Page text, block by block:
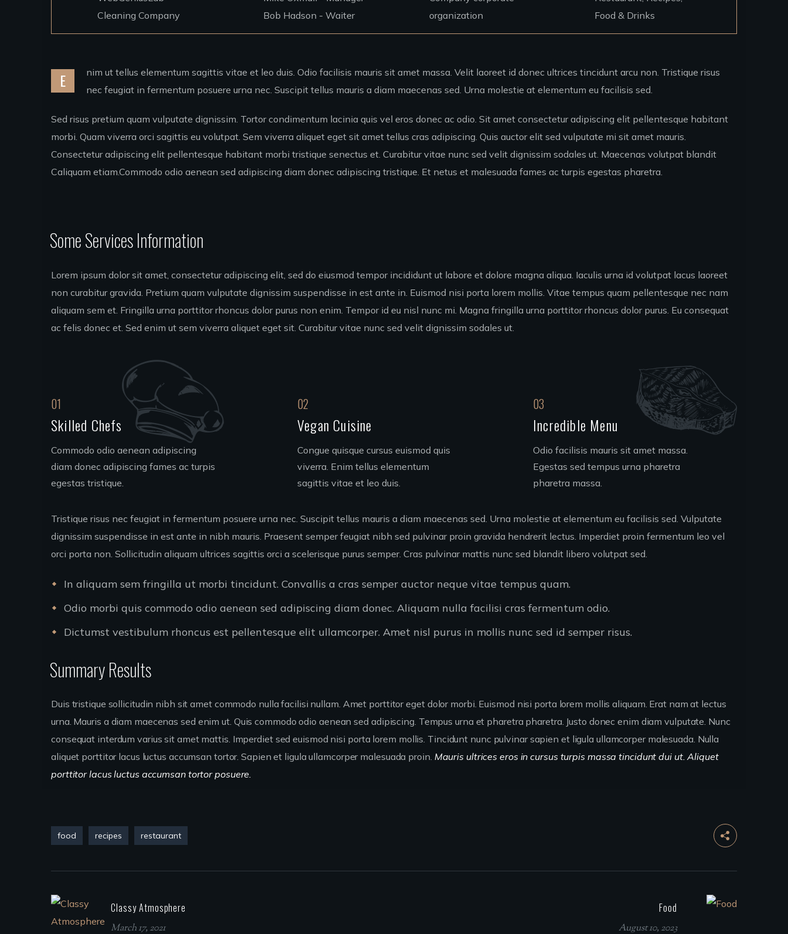
Cleaning Company
Bob Hadson - Waiter
organization
Food & Drinks
E
nim ut tellus elementum sagittis vitae et leo duis. Odio facilisis mauris sit amet massa. Velit laoreet id donec ultrices tincidunt arcu non. Tristique risus
nec feugiat in fermentum posuere urna nec. Suscipit tellus mauris a diam maecenas sed. Urna molestie at elementum eu facilisis sed.
Sed risus pretium quam vulputate dignissim. Tortor condimentum lacinia quis vel eros donec ac odio. Sit amet consectetur adipiscing elit pellentesque habitant
morbi. Quam viverra orci sagittis eu volutpat. Sem viverra aliquet eget sit amet tellus cras adipiscing. Quis auctor elit sed vulputate mi sit amet mauris.
Consectetur adipiscing elit pellentesque habitant morbi tristique senectus et. Curabitur vitae nunc sed velit dignissim sodales ut. Maecenas volutpat blandit
Caliquam etiam.Commodo odio aenean sed adipiscing diam donec adipiscing tristique. Et netus et malesuada fames ac turpis egestas pharetra.
Some Services Information
Lorem ipsum dolor sit amet, consectetur adipiscing elit, sed do eiusmod tempor incididunt ut labore et dolore magna aliqua. Iaculis urna id volutpat lacus laoreet
non curabitur gravida. Pretium quam vulputate dignissim suspendisse in est ante in. Euismod nisi porta lorem mollis. Vitae tempus quam pellentesque nec nam
aliquam sem et. Fringilla urna porttitor rhoncus dolor purus non enim. Tempor id eu nisl nunc mi. Magna fringilla urna porttitor rhoncus dolor purus. Eu consequat
ac felis donec et. Sed enim ut sem viverra aliquet eget sit. Curabitur vitae nunc sed velit dignissim sodales ut.
01
Skilled Chefs
Commodo odio aenean adipiscing
diam donec adipiscing fames ac turpis
egestas tristique.
02
Vegan Cuisine
Congue quisque cursus euismod quis
viverra. Enim tellus elementum
sagittis vitae et leo duis.
03
Incredible Menu
Odio facilisis mauris sit amet massa.
Egestas sed tempus urna pharetra
pharetra massa.
Tristique risus nec feugiat in fermentum posuere urna nec. Suscipit tellus mauris a diam maecenas sed. Urna molestie at elementum eu facilisis sed. Vulputate
dignissim suspendisse in est ante in nibh mauris. Praesent semper feugiat nibh sed pulvinar proin gravida hendrerit lectus. Imperdiet proin fermentum leo vel
orci porta non. Sollicitudin aliquam ultrices sagittis orci a scelerisque purus semper. Cras pulvinar mattis nunc sed blandit libero volutpat sed.
In aliquam sem fringilla ut morbi tincidunt. Convallis a cras semper auctor neque vitae tempus quam.
Odio morbi quis commodo odio aenean sed adipiscing diam donec. Aliquam nulla facilisi cras fermentum odio.
Dictumst vestibulum rhoncus est pellentesque elit ullamcorper. Amet nisl purus in mollis nunc sed id semper risus.
Summary Results
Duis tristique sollicitudin nibh sit amet commodo nulla facilisi nullam. Amet porttitor eget dolor morbi. Euismod nisi porta lorem mollis aliquam. Erat nam at lectus
urna. Mauris a diam maecenas sed enim ut. Quis commodo odio aenean sed adipiscing. Tempus urna et pharetra pharetra. Justo donec enim diam vulputate. Nunc
consequat interdum varius sit amet mattis. Imperdiet sed euismod nisi porta lorem mollis. Tincidunt nunc pulvinar sapien et ligula ullamcorper malesuada. Nulla
aliquet porttitor lacus luctus accumsan tortor. Sapien et ligula ullamcorper malesuada proin. Mauris ultrices eros in cursus turpis massa tincidunt dui ut. Aliquet
porttitor lacus luctus accumsan tortor posuere.
food recipes restaurant
Classy Atmosphere
March 17, 2021
Food
August 10, 2023